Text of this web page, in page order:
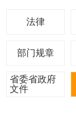
法律
部门规章
省委省政府
文件